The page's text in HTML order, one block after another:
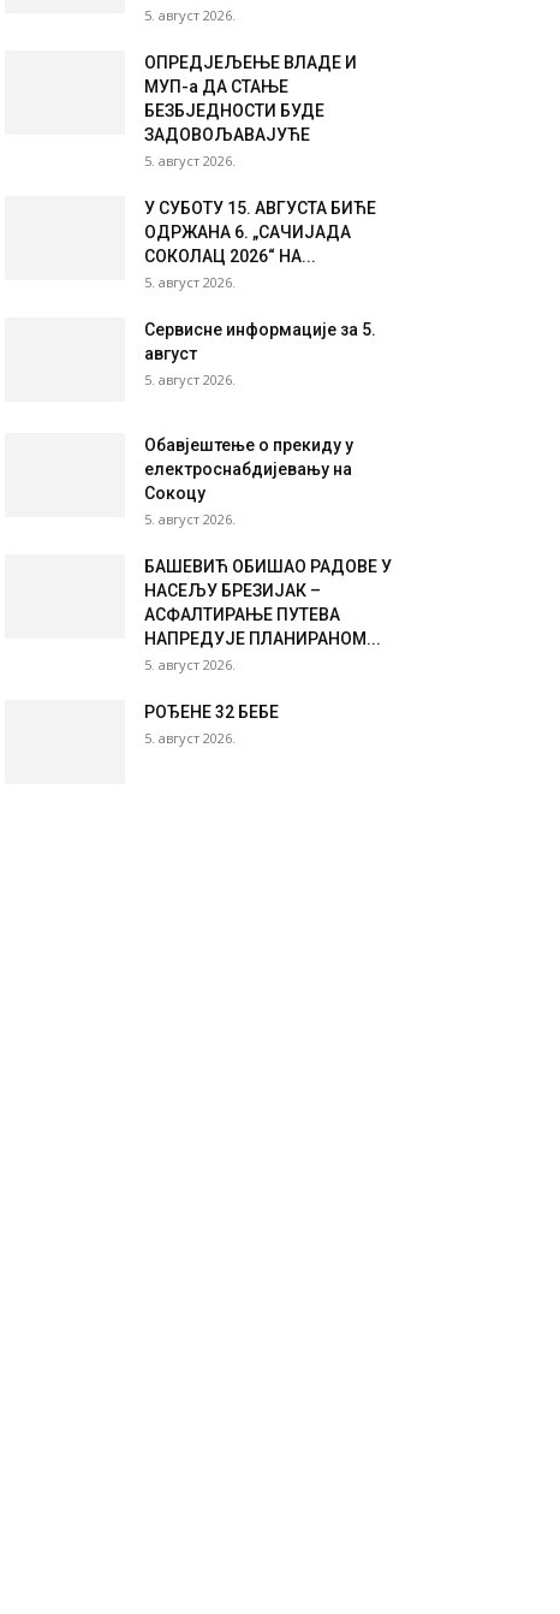
5. август 2026.
ОПРЕД‌ЈЕЉЕЊЕ ВЛАДЕ И
МУП-а ДА СТАЊЕ
БЕЗБЈЕДНОСТИ БУДЕ
ЗАДОВОЉАВАЈУЋЕ
5. август 2026.
У СУБОТУ 15. АВГУСТА БИЋЕ
ОДРЖАНА 6. „САЧИЈАДА
СОКОЛАЦ 2026“ НА...
5. август 2026.
Сервисне информације за 5.
август
5. август 2026.
Обавјештење о прекиду у
електроснабдијевању на
Сокоцу
5. август 2026.
БАШЕВИЋ ОБИШАО РАДОВЕ У
НАСЕЉУ БРЕЗИЈАК –
АСФАЛТИРАЊЕ ПУТЕВА
НАПРЕДУЈЕ ПЛАНИРАНОМ...
5. август 2026.
РОЂЕНЕ 32 БЕБЕ
5. август 2026.